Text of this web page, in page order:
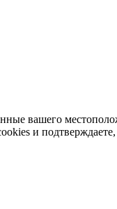
вашего
и